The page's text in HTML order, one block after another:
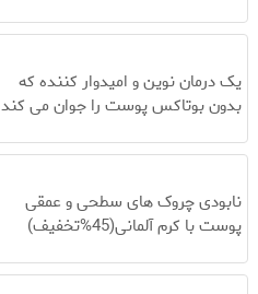
یک درمان نوین و امیدوار کننده که
بدون بوتاکس پوست را جوان می کند
نابودی چروک های سطحی و عمقی
پوست با کرم آلمانی(45%تخفیف)